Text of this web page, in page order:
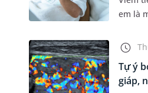
em là
bùng
Khi
Tự ý
giáp,